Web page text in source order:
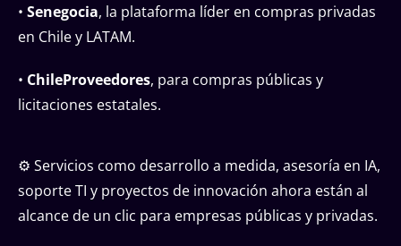
• Senegocia, la plataforma líder en compras privadas
en Chile y LATAM.
• ChileProveedores, para compras públicas y
licitaciones estatales.
⚙️ Servicios como desarrollo a medida, asesoría en IA,
soporte TI y proyectos de innovación ahora están al
alcance de un clic para empresas públicas y privadas.